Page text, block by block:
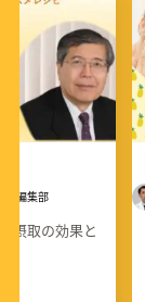
編集部
摂取の効果と